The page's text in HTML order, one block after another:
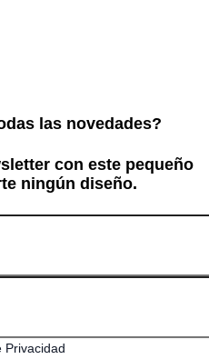
las novedades?
con este pequeño
ningún diseño.
Privacidad